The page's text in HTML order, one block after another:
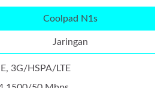
Coolpad N1s
Jaringan
3G/HSPA/LTE